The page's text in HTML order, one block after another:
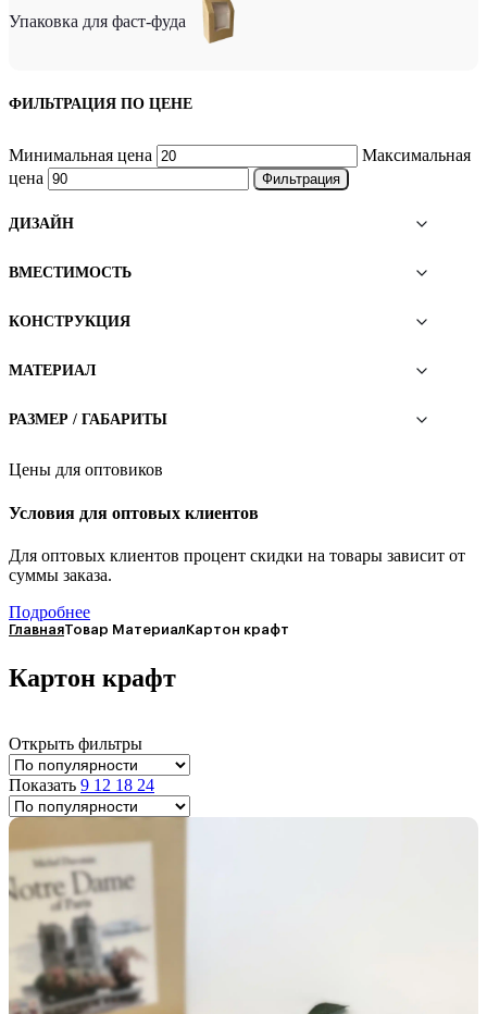
Упаковка для фаст-фуда
ФИЛЬТРАЦИЯ ПО ЦЕНЕ
Минимальная цена
Максимальная
цена
Фильтрация
ДИЗАЙН
ВМЕСТИМОСТЬ
КОНСТРУКЦИЯ
МАТЕРИАЛ
РАЗМЕР / ГАБАРИТЫ
Цены для оптовиков
Условия для оптовых клиентов
Для оптовых клиентов процент скидки на товары зависит от
суммы заказа.
Подробнее
ГлавнаяТовар МатериалКартон крафт
Картон крафт
Открыть фильтры
Показать 9 12 18 24